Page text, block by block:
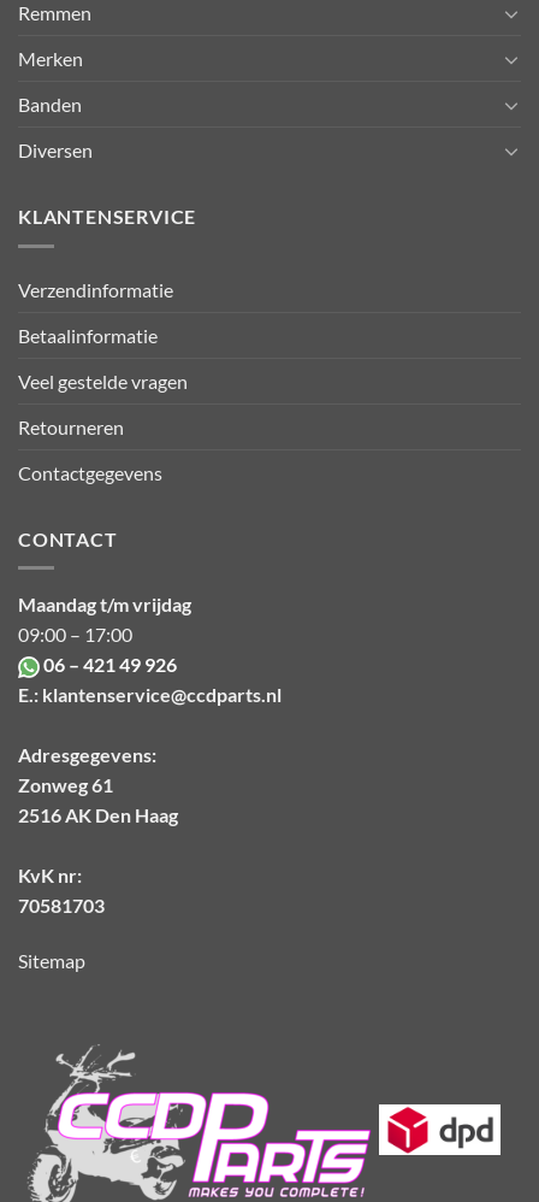
Remmen
Merken
Banden
Diversen
KLANTENSERVICE
Verzendinformatie
Betaalinformatie
Veel gestelde vragen
Retourneren
Contactgegevens
CONTACT
Maandag t/m vrijdag
09:00 – 17:00
06 – 421 49 926
E.: klantenservice@ccdparts.nl
Adresgegevens:
Zonweg 61
2516 AK Den Haag
KvK nr:
70581703
Sitemap